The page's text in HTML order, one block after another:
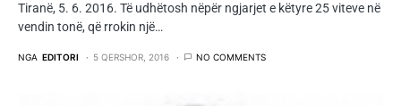
Tiranë, 5. 6. 2016. Të udhëtosh nëpër ngjarjet e këtyre 25 viteve në
vendin tonë, që rrokin një…
NGA EDITORI 5 QERSHOR, 2016 NO COMMENTS